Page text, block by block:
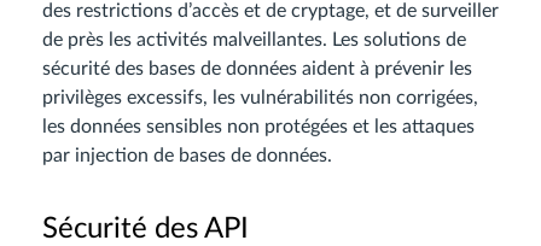
des restrictions d’accès et de cryptage, et de surveiller
de près les activités malveillantes. Les solutions de
sécurité des bases de données aident à prévenir les
privilèges excessifs, les vulnérabilités non corrigées,
les données sensibles non protégées et les attaques
par injection de bases de données.
Sécurité des API